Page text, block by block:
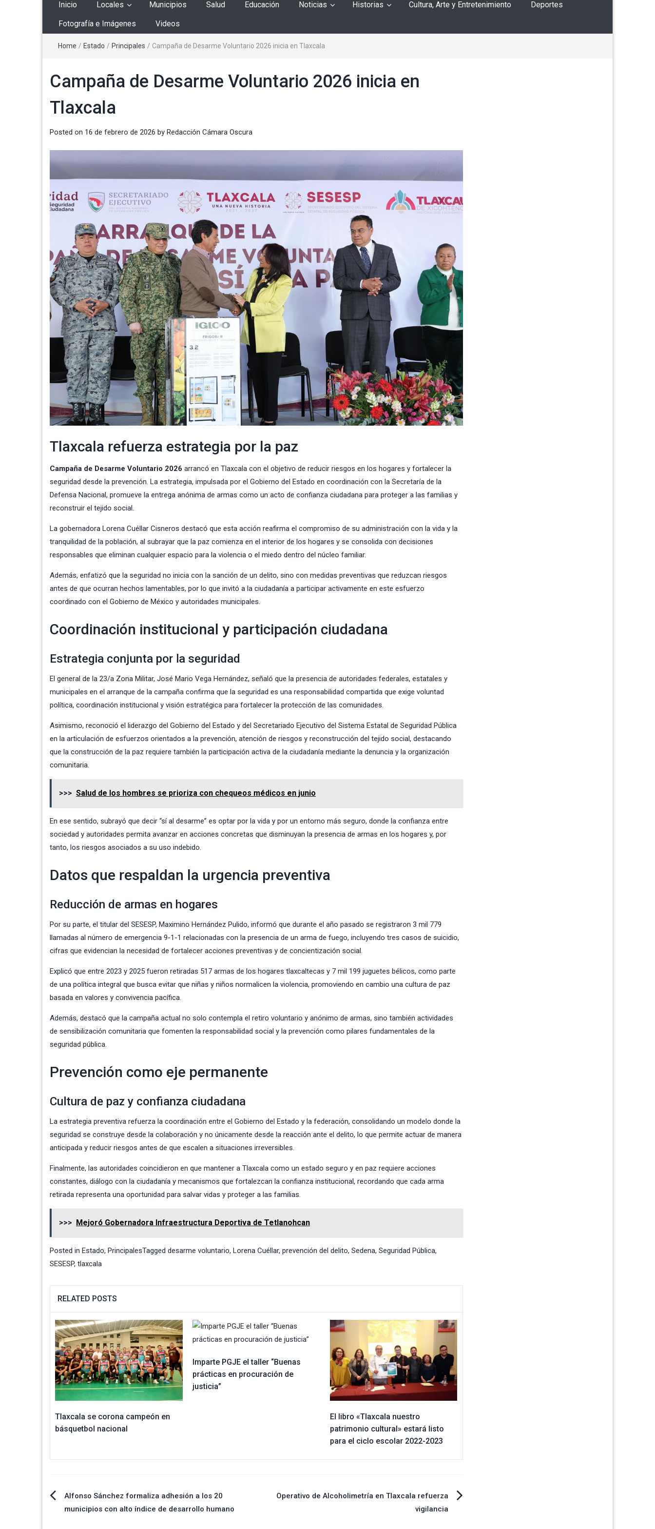
Inicio Locales Municipios Salud Educación Noticias Historias Cultura, Arte y Entretenimiento Deportes
Fotografía e Imágenes Videos
Home / Estado / Principales / Campaña de Desarme Voluntario 2026 inicia en Tlaxcala
Campaña de Desarme Voluntario 2026 inicia en
Tlaxcala
Posted on 16 de febrero de 2026 by Redacción Cámara Oscura
Tlaxcala refuerza estrategia por la paz
Campaña de Desarme Voluntario 2026 arrancó en Tlaxcala con el objetivo de reducir riesgos en los hogares y fortalecer la
seguridad desde la prevención. La estrategia, impulsada por el Gobierno del Estado en coordinación con la Secretaría de la
Defensa Nacional, promueve la entrega anónima de armas como un acto de confianza ciudadana para proteger a las familias y
reconstruir el tejido social.
La gobernadora Lorena Cuéllar Cisneros destacó que esta acción reafirma el compromiso de su administración con la vida y la
tranquilidad de la población, al subrayar que la paz comienza en el interior de los hogares y se consolida con decisiones
responsables que eliminan cualquier espacio para la violencia o el miedo dentro del núcleo familiar.
Además, enfatizó que la seguridad no inicia con la sanción de un delito, sino con medidas preventivas que reduzcan riesgos
antes de que ocurran hechos lamentables, por lo que invitó a la ciudadanía a participar activamente en este esfuerzo
coordinado con el Gobierno de México y autoridades municipales.
Coordinación institucional y participación ciudadana
Estrategia conjunta por la seguridad
El general de la 23/a Zona Militar, José Mario Vega Hernández, señaló que la presencia de autoridades federales, estatales y
municipales en el arranque de la campaña confirma que la seguridad es una responsabilidad compartida que exige voluntad
política, coordinación institucional y visión estratégica para fortalecer la protección de las comunidades.
Asimismo, reconoció el liderazgo del Gobierno del Estado y del Secretariado Ejecutivo del Sistema Estatal de Seguridad Pública
en la articulación de esfuerzos orientados a la prevención, atención de riesgos y reconstrucción del tejido social, destacando
que la construcción de la paz requiere también la participación activa de la ciudadanía mediante la denuncia y la organización
comunitaria.
>>> Salud de los hombres se prioriza con chequeos médicos en junio
En ese sentido, subrayó que decir “sí al desarme” es optar por la vida y por un entorno más seguro, donde la confianza entre
sociedad y autoridades permita avanzar en acciones concretas que disminuyan la presencia de armas en los hogares y, por
tanto, los riesgos asociados a su uso indebido.
Datos que respaldan la urgencia preventiva
Reducción de armas en hogares
Por su parte, el titular del SESESP, Maximino Hernández Pulido, informó que durante el año pasado se registraron 3 mil 779
llamadas al número de emergencia 9-1-1 relacionadas con la presencia de un arma de fuego, incluyendo tres casos de suicidio,
cifras que evidencian la necesidad de fortalecer acciones preventivas y de concientización social.
Explicó que entre 2023 y 2025 fueron retiradas 517 armas de los hogares tlaxcaltecas y 7 mil 199 juguetes bélicos, como parte
de una política integral que busca evitar que niñas y niños normalicen la violencia, promoviendo en cambio una cultura de paz
basada en valores y convivencia pacífica.
Además, destacó que la campaña actual no solo contempla el retiro voluntario y anónimo de armas, sino también actividades
de sensibilización comunitaria que fomenten la responsabilidad social y la prevención como pilares fundamentales de la
seguridad pública.
Prevención como eje permanente
Cultura de paz y confianza ciudadana
La estrategia preventiva refuerza la coordinación entre el Gobierno del Estado y la federación, consolidando un modelo donde la
seguridad se construye desde la colaboración y no únicamente desde la reacción ante el delito, lo que permite actuar de manera
anticipada y reducir riesgos antes de que escalen a situaciones irreversibles.
Finalmente, las autoridades coincidieron en que mantener a Tlaxcala como un estado seguro y en paz requiere acciones
constantes, diálogo con la ciudadanía y mecanismos que fortalezcan la confianza institucional, recordando que cada arma
retirada representa una oportunidad para salvar vidas y proteger a las familias.
>>> Mejoró Gobernadora Infraestructura Deportiva de Tetlanohcan
Posted in Estado, PrincipalesTagged desarme voluntario, Lorena Cuéllar, prevención del delito, Sedena, Seguridad Pública,
SESESP, tlaxcala
RELATED POSTS
Tlaxcala se corona campeón en
básquetbol nacional
Imparte PGJE el taller “Buenas
prácticas en procuración de
justicia”
El libro «Tlaxcala nuestro
patrimonio cultural» estará listo
para el ciclo escolar 2022-2023
Navegación
Alfonso Sánchez formaliza adhesión a los 20
municipios con alto índice de desarrollo humano
Operativo de Alcoholimetría en Tlaxcala refuerza
vigilancia